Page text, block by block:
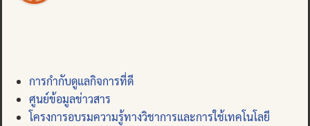
การกำกับดูแลกิจการที่ดี
ศูนย์ข้อมูลข่าวสาร
โครงการอบรมความรู้ทางวิชาการและการใช้เทคโนโลยี